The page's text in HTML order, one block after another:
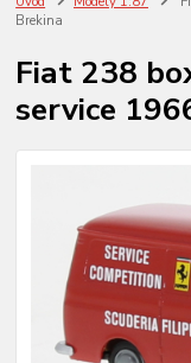
Brekina
Fiat 238
service